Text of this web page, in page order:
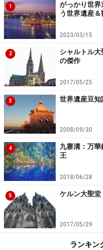
「タージマハル」「デ
り、なかには仏教・ジャ
たインドの「エローラ石
ラム教の影響を受けた「
その建造物群」のような
では、アジア西部の代表
う。
サナア旧市街
茶色に白枠が特徴的なサナ
使っていない最古の高層住
1
がっかり世界
う世界遺産
2023/03/15
2
シャルトル
の傑作
2017/05/25
3 世界遺産豆知
2008/09/30
4
九寨溝：万
王
2018/06/28
5 ケルン大聖
2017/05/29
ランキン